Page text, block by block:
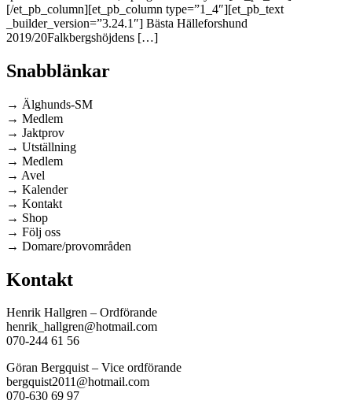
[/et_pb_column][et_pb_column type=”1_4″][et_pb_text
_builder_version=”3.24.1″] Bästa Hälleforshund
2019/20Falkbergshöjdens […]
Snabblänkar
→ Älghunds-SM
→ Medlem
→ Jaktprov
→ Utställning
→ Medlem
→ Avel
→ Kalender
→ Kontakt
→ Shop
→ Följ oss
→ Domare/provområden
Kontakt
Henrik Hallgren – Ordförande
henrik_hallgren@hotmail.com
070-244 61 56
Göran Bergquist – Vice ordförande
bergquist2011@hotmail.com
070-630 69 97